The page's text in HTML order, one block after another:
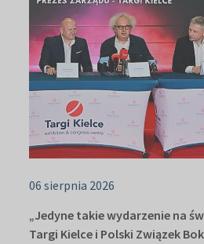
06 sierpnia 2026
„Jedyne takie wydarzenie na
Targi Kielce i Polski Związek